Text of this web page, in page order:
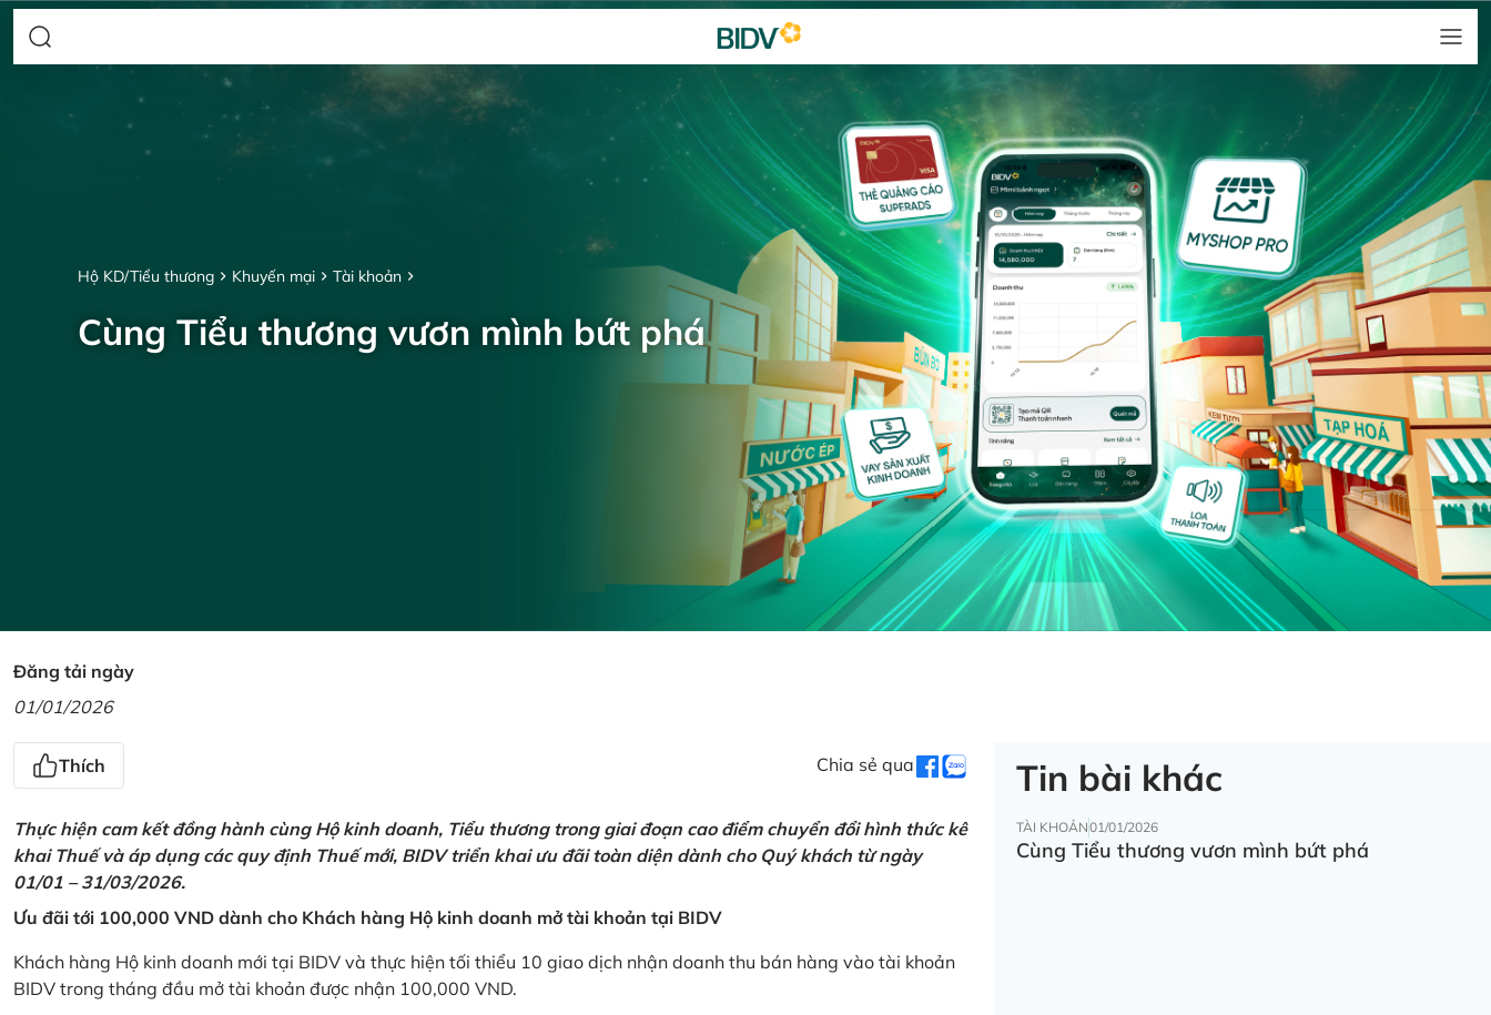
Hộ KD/Tiểu thương Khuyến mại Tài khoản
Cùng Tiểu thương vươn mình bứt phá
Đăng tải ngày
01/01/2026
Thích Chia sẻ qua
Thực hiện cam kết đồng hành cùng Hộ kinh doanh, Tiểu thương trong giai đoạn cao điểm chuyển đổi hình thức kê
khai Thuế và áp dụng các quy định Thuế mới, BIDV triển khai ưu đãi toàn diện dành cho Quý khách từ ngày
01/01 – 31/03/2026.
Ưu đãi tới 100,000 VND dành cho Khách hàng Hộ kinh doanh mở tài khoản tại BIDV
Khách hàng Hộ kinh doanh mới tại BIDV và thực hiện tối thiểu 10 giao dịch nhận doanh thu bán hàng vào tài khoản
BIDV trong tháng đầu mở tài khoản được nhận 100,000 VND.
Tin bài khác
TÀI KHOẢN01/01/2026
Cùng Tiểu thương vươn mình bứt phá